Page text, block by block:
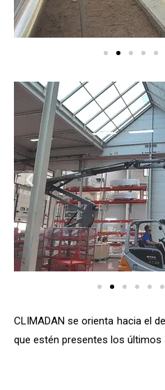
CLIMADAN se orienta hacia el
que estén presentes los